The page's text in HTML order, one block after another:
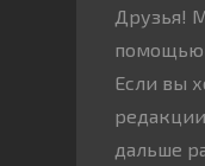
Друзья!
помощью
Если вы
дальше